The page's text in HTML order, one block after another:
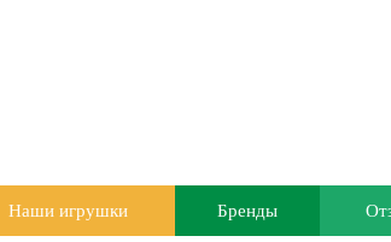
Наши игрушки Бренды